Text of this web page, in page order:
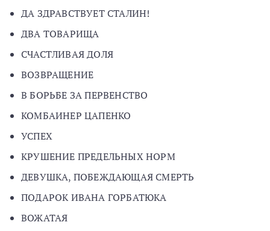
ДА ЗДРАВСТВУЕТ СТАЛИН!
ДВА ТОВАРИЩА
СЧАСТЛИВАЯ ДОЛЯ
ВОЗВРАЩЕНИЕ
В БОРЬБЕ ЗА ПЕРВЕНСТВО
КОМБАИНЕР ЦАПЕНКО
УСПЕХ
КРУШЕНИЕ ПРЕДЕЛЬНЫХ НОРМ
ДЕВУШКА, ПОБЕЖДАЮЩАЯ СМЕРТЬ
ПОДАРОК ИВАНА ГОРБАТЮКА
ВОЖАТАЯ